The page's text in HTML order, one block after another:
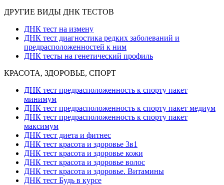
ДРУГИЕ ВИДЫ ДНК ТЕСТОВ
ДНК тест на измену
ДНК тест диагностика редких заболеваний и
предрасположенностей к ним
ДНК тесты на генетический профиль
КРАСОТА, ЗДОРОВЬЕ, СПОРТ
ДНК тест предрасположенность к спорту пакет
минимум
ДНК тест предрасположенность к спорту пакет медиум
ДНК тест предрасположенность к спорту пакет
максимум
ДНК тест диета и фитнес
ДНК тест красота и здоровье 3в1
ДНК тест красота и здоровье кожи
ДНК тест красота и здоровье волос
ДНК тест красота и здоровье. Витамины
ДНК тест Будь в курсе